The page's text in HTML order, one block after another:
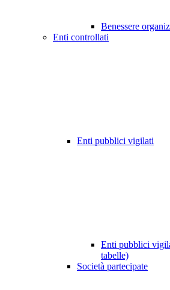
Benessere
Enti controllati
Enti pubblici vigilati
Enti pubblici
tabelle)
Società partecipate